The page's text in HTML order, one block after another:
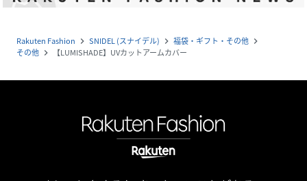
Rakuten Fashion navigate_next SNIDEL (スナイデル) navigate_next 福袋・ギフト・その他 navigate_next
その他 navigate_next 【LUMISHADE】UVカットアームカバー